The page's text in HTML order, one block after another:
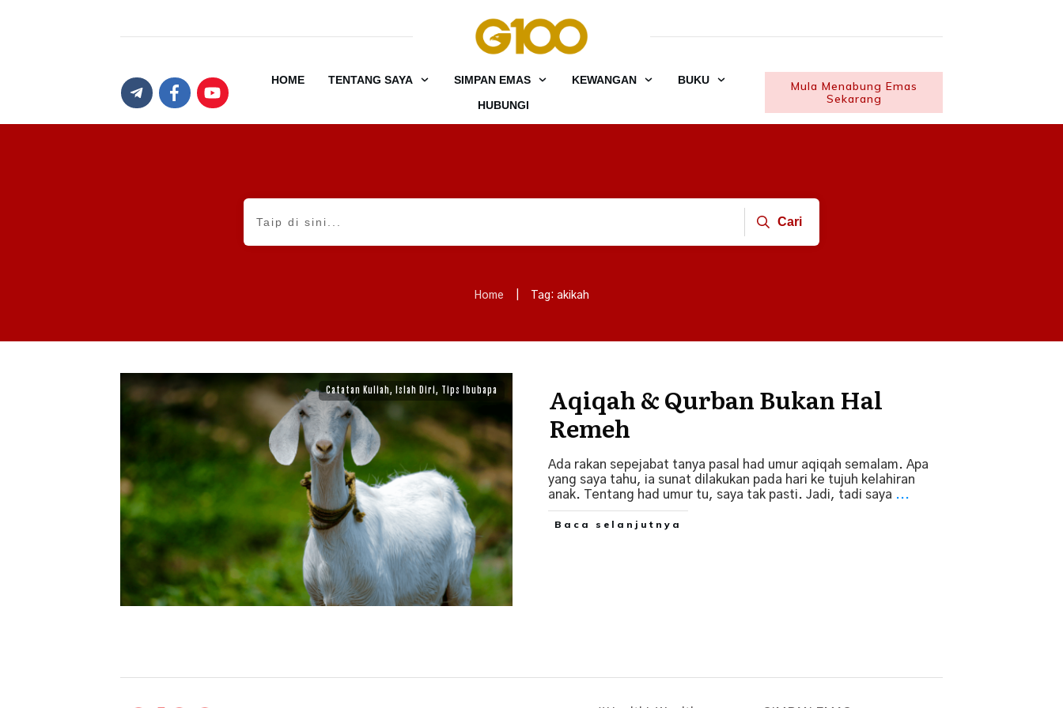
HOME TENTANG SAYA SIMPAN EMAS KEWANGAN
BUKU
HUBUNGI
Mula Menabung Emas
Sekarang
Cari
Home Tag: akikah
Catatan Kuliah, Islah Diri, Tips Ibubapa
Aqiqah & Qurban Bukan Hal
Remeh
Ada rakan sepejabat tanya pasal had umur aqiqah semalam. Apa
yang saya tahu, ia sunat dilakukan pada hari ke tujuh kelahiran
anak. Tentang had umur tu, saya tak pasti. Jadi, tadi saya ...
Baca selanjutnya